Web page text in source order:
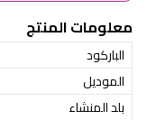
معلومات المنتج
الباركود
الموديل
بلد المنشاء